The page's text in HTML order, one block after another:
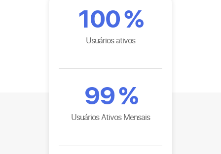
100%
Usuários ativos
99%
Usuários Ativos Mensais